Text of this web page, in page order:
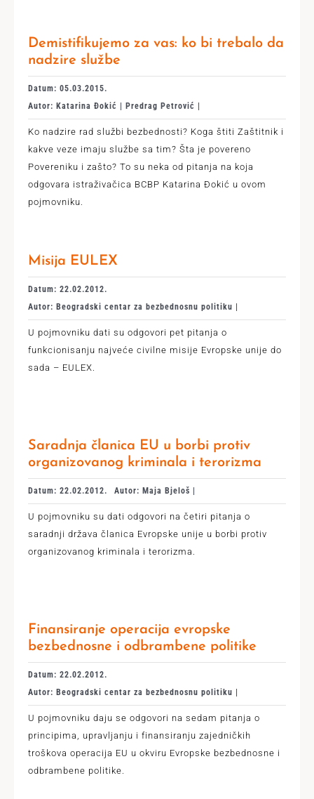
Demistifikujemo za vas: ko bi trebalo da
nadzire službe
Datum: 05.03.2015.
Autor: Katarina Đokić | Predrag Petrović |
Ko nadzire rad službi bezbednosti? Koga štiti Zaštitnik i
kakve veze imaju službe sa tim? Šta je povereno
Povereniku i zašto? To su neka od pitanja na koja
odgovara istraživačica BCBP Katarina Đokić u ovom
pojmovniku.
Misija EULEX
Datum: 22.02.2012.
Autor: Beogradski centar za bezbednosnu politiku |
U pojmovniku dati su odgovori pet pitanja o
funkcionisanju najveće civilne misije Evropske unije do
sada – EULEX.
Saradnja članica EU u borbi protiv
organizovanog kriminala i terorizma
Datum: 22.02.2012. Autor: Maja Bjeloš |
U pojmovniku su dati odgovori na četiri pitanja o
saradnji država članica Evropske unije u borbi protiv
organizovanog kriminala i terorizma.
Finansiranje operacija evropske
bezbednosne i odbrambene politike
Datum: 22.02.2012.
Autor: Beogradski centar za bezbednosnu politiku |
U pojmovniku daju se odgovori na sedam pitanja o
principima, upravljanju i finansiranju zajedničkih
troškova operacija EU u okviru Evropske bezbednosne i
odbrambene politike.